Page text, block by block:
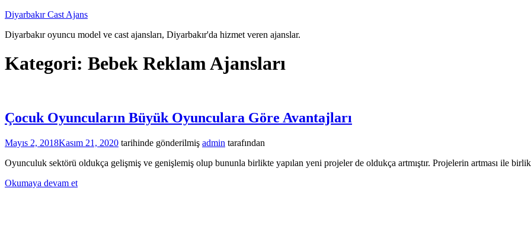
İçeriğe
Diyarbakır Cast Ajans
Diyarbakır oyuncu model ve cast ajansları, Diyarbakır'da hizmet veren ajanslar.
Kategori: Bebek Reklam Ajansları
Çocuk Oyuncuların Büyük Oyunculara Göre Avantajları
Mayıs 2, 2018Kasım 21, 2020 tarihinde gönderilmiş admin tarafından
Oyunculuk sektörü oldukça gelişmiş ve genişlemiş olup bununla birlikte yapılan yeni projeler de oldukça artmıştır. Projelerin artması ile
Okumaya devam et